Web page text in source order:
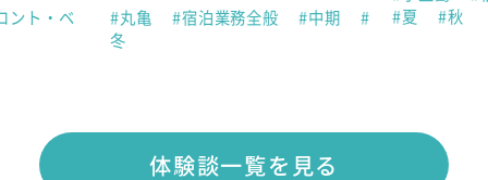
ント・ベ
#丸亀 #宿泊業務全般 #中期
#
冬
#夏
#秋
体験談一覧を見る